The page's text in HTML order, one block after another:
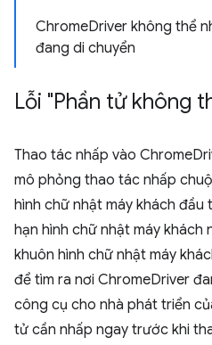
ChromeDriver không thể
đang di chuyển
Lỗi "Phần tử không
Thao tác nhấp vào
mô phỏng thao tác nhấp
hình chữ nhật máy khách
hạn hình chữ nhật máy khách
khuôn hình chữ nhật máy
để tìm ra nơi ChromeDriver
công cụ cho nhà phát triển
tử cần nhấp ngay trước khi